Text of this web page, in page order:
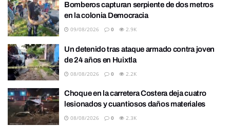
Bomberos capturan serpiente de dos metros
en la colonia Democracia
09/08/2026 0 2.9K
Un detenido tras ataque armado contra joven
de 24 años en Huixtla
08/08/2026 0 2.2K
Choque en la carretera Costera deja cuatro
lesionados y cuantiosos daños materiales
08/08/2026 0 2.3K